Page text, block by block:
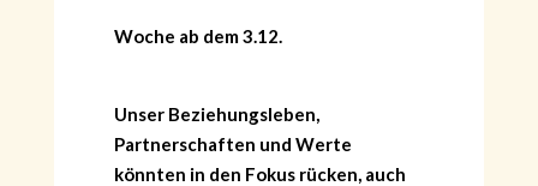
Woche ab dem 3.12.
Unser Beziehungsleben,
Partnerschaften und Werte
könnten in den Fokus rücken, auch